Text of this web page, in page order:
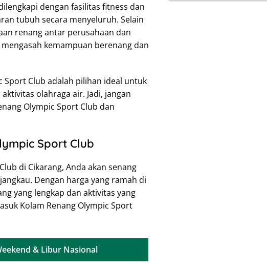
dengan fasilitas fitness dan
tubuh secara menyeluruh. Selain
renang antar perusahaan dan
kemampuan berenang dan
Sport Club adalah pilihan ideal untuk
olahraga air. Jadi, jangan
Olympic Sport Club dan
Sport Club
di Cikarang, Anda akan senang
Dengan harga yang ramah di
yang lengkap dan aktivitas yang
Kolam Renang Olympic Sport
& Libur Nasional